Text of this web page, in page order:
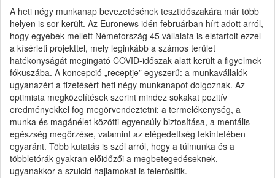
A heti négy munkanap bevezetésének tesztidőszakára már több
helyen is sor került. Az Euronews idén februárban hírt adott arról,
hogy egyebek mellett Németország 45 vállalata is elstartolt ezzel
a kísérleti projekttel, mely leginkább a számos terület
hatékonyságát megingató COVID-időszak alatt került a figyelmek
fókuszába. A koncepció „receptje” egyszerű: a munkavállalók
ugyanazért a fizetésért heti négy munkanapot dolgoznak. Az
optimista megközelítések szerint mindez sokakat pozitív
eredményekkel fog megörvendeztetni: a termelékenység, a
munka és magánélet közötti egyensúly biztosítása, a mentális
egészség megőrzése, valamint az elégedettség tekintetében
egyaránt. Több kutatás is szól arról, hogy a túlmunka és a
többletórák gyakran előidőzői a megbetegedéseknek,
ugyanakkor a szuicid hajlamokat is felerősítik.